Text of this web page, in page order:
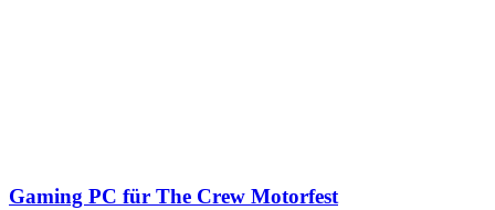
Gaming PC für The Crew Motorfest